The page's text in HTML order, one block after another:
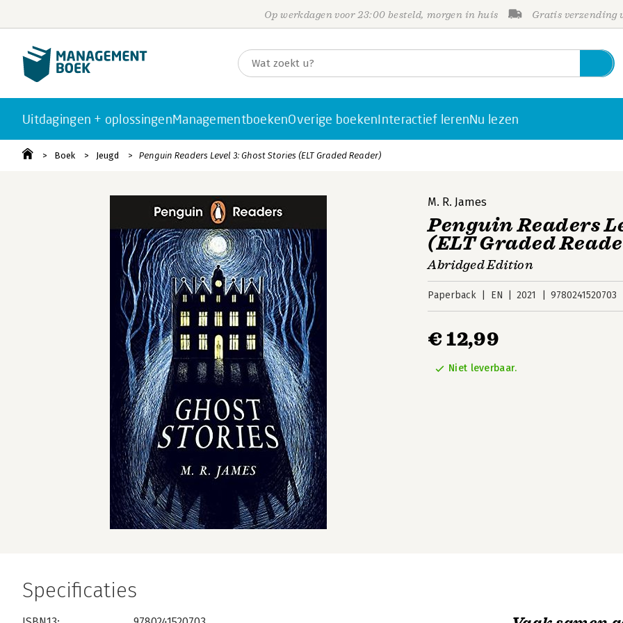
Op werkdagen voor 23:00 besteld, morgen in huis Gratis verzending
Uitdagingen + oplossingenManagementboekenOverige boekenInteractief lerenNu lezen
Boek Jeugd Penguin Readers Level 3: Ghost Stories (ELT Graded Reader)
M. R. James
Penguin Readers
(ELT Graded
Abridged Edition
Paperback EN 2021 9780241520703
€ 12,99
Niet leverbaar.
Specificaties